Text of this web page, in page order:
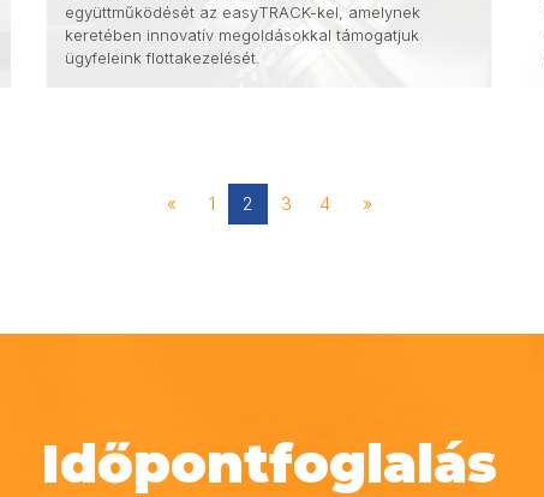
együttműködését az easyTRACK-kel, amelynek
keretében innovatív megoldásokkal támogatjuk
ügyfeleink flottakezelését.
« 1 2 3 4 »
Időpontfoglalás